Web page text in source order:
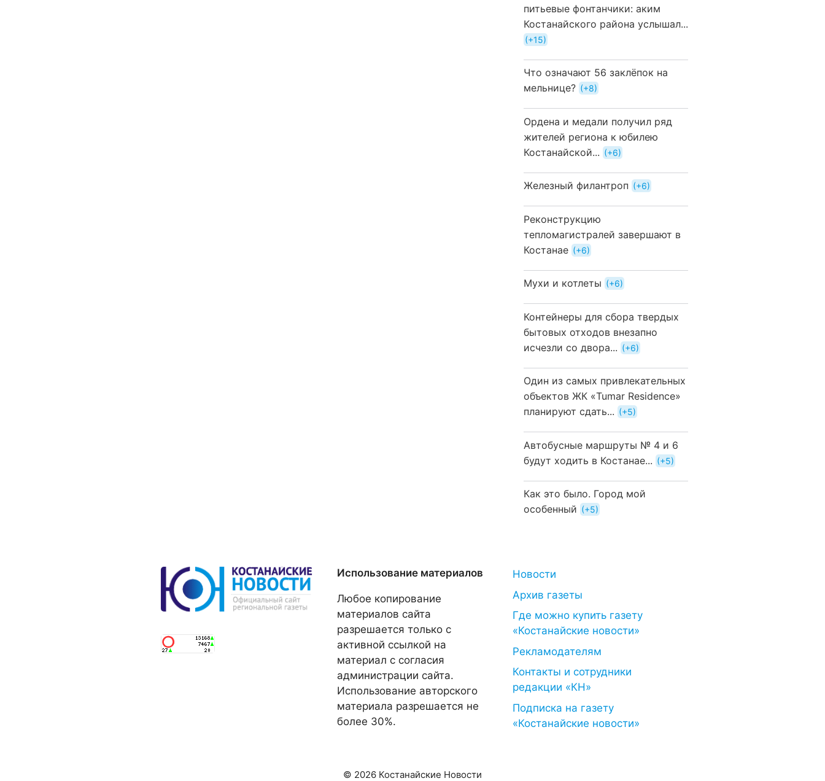
питьевые фонтанчики: аким
Костанайского района услышал...
+15
Что означают 56 заклёпок на
мельнице?
+8
Ордена и медали получил ряд
жителей региона к юбилею
Костанайской...
+6
Железный филантроп +6
Реконструкцию
тепломагистралей завершают в
Костанае
+6
Мухи и котлеты +6
Контейнеры для сбора твердых
бытовых отходов внезапно
исчезли со двора...
+6
Один из самых привлекательных
объектов ЖК «Tumar Residence»
планируют сдать...
+5
Автобусные маршруты № 4 и 6
будут ходить в Костанае...
+5
Как это было. Город мой
особенный
+5
Использование материалов
Любое копирование
материалов сайта
разрешается только с
активной ссылкой на
материал с согласия
администрации сайта.
Использование авторского
материала разрешается не
более 30%.
Новости
Архив газеты
Где можно купить газету
«Костанайские новости»
Рекламодателям
Контакты и сотрудники
редакции «КН»
Подписка на газету
«Костанайские новости»
© 2026 Костанайские Новости